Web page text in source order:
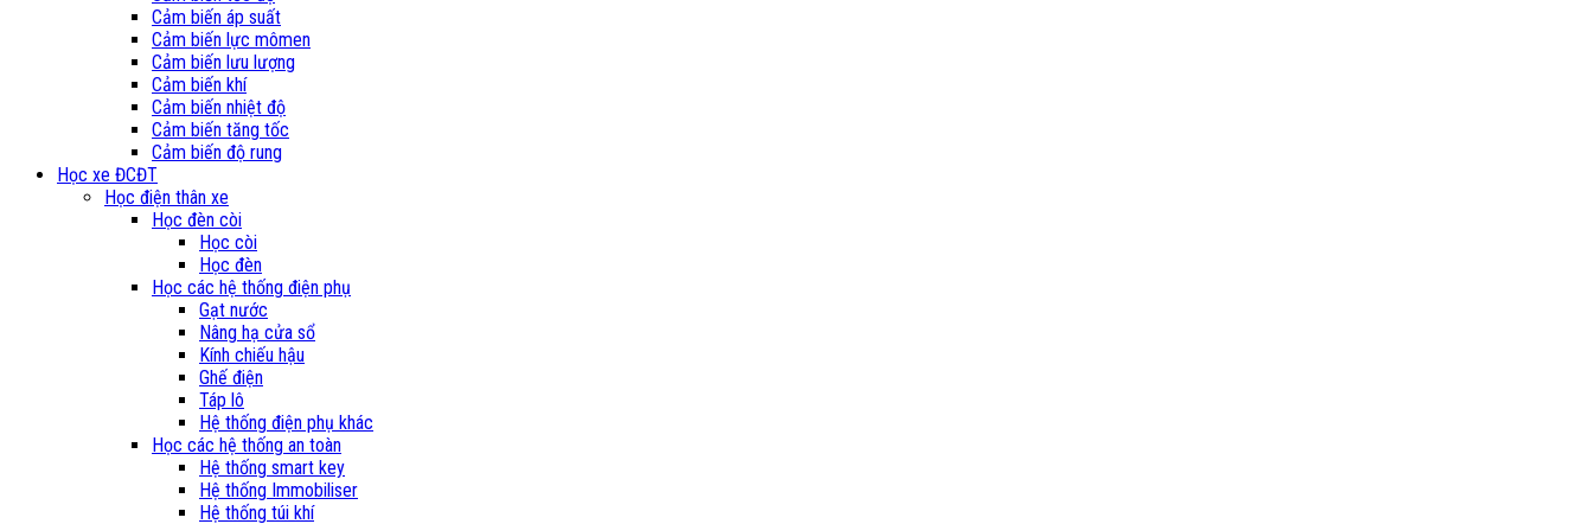
Cảm biến áp suất
Cảm biến lực mômen
Cảm biến lưu lượng
Cảm biến khí
Cảm biến nhiệt độ
Cảm biến tăng tốc
Cảm biến độ rung
Học xe ĐCĐT
Học điện thân xe
Học đèn còi
Học còi
Học đèn
Học các hệ thống điện phụ
Gạt nước
Nâng hạ cửa sổ
Kính chiếu hậu
Ghế điện
Táp lô
Hệ thống điện phụ khác
Học các hệ thống an toàn
Hệ thống smart key
Hệ thống Immobiliser
Hệ thống túi khí